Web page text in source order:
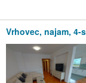
Vrhovec, najam, 4-